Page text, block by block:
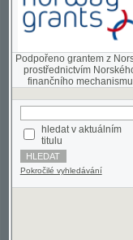
Podpořeno grantem z Norska
prostřednictvím Norského
hledat v aktuálním
titulu
Pokročilé vyhledávání